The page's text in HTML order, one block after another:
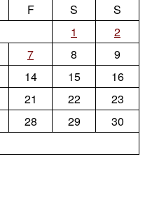
F S
S
1
2
7 8
9
14 15
16
21 22
23
28 29
30